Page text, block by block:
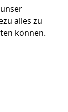
alles zu
können.